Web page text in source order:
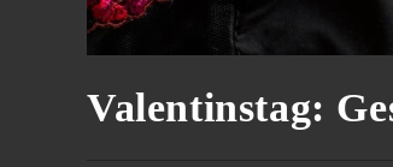
Valentinstag: